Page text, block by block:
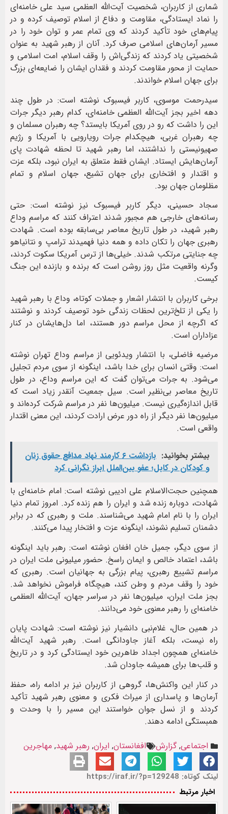
شماری از کاربران، شخصیت آیت‌الله العظمی سید علی خامنه‌ای
را نماد ایستادگی، مقاومت و دفاع از اسلام توصیف کرده و در
پیام‌های خود تأکید کردند که وی تمام عمر و توان خود را در
مسیر آرمان‌های اسلامی صرف کرد. آنان از رهبر شهید به عنوان
شخصیتی یاد کردند که زندگی‌اش را وقف اسلام، امت اسلامی و
حمایت از محور مقاومت کردند و فقدان ایشان را ضایعه‌ای بزرگ
برای جهان اسلام خواندند.
سیدرحمت موسوی، کاربر فیسبوک نوشته است: در طول چند
دهه اخیر بجز آیت‌الله العظمی خامنه‌ای، کدام رهبر دیگر جرات
این را داشت که رو در روی آمریکا بایستد؟ چه رهبران مسلمان و
چه رهبران غربی، هیچکدام جرات رویارویی با آمریکا و رژیم
صهیونیستی را نداشتند، اما رهبر شهید تا لحظه شهادت پای
آرمان‌هایش ایستاد. ایشان فقط متعلق به ایران نبود، بلکه عزت
و اقتدار و افتخاری برای جهان تشیع، جهان اسلام و تمام
مظلومان جهان بود.
سجاد حسینی، دیگر کاربر فیسبوک نیز نوشته است: حتی
رسانه‌های خارجی هم مجبور شدند اعتراف کنند که مراسم وداع
رهبر شهید، در طول تاریخ معاصر بی‌سابقه بوده است. شهادت
رهبری جهان را تکان داده و همه دنیا فهمیدند ترامپ و نتانیاهو
چه جنایتی مرتکب شدند. خیلی‌ها از ترس آمریکا سکوت کردند،
وگرنه واقعیت مثل روز روشن است که برنده و بازنده این جنگ
کیست.
برخی کاربران با انتشار اشعار و جملات کوتاه، وداع با رهبر شهید
را یکی از تلخ‌ترین لحظات زندگی خود توصیف کردند و نوشتند
که اگرچه از محل مراسم دور هستند، اما دل‌هایشان در کنار
عزاداران است.
مرضیه فاضلی، با انتشار ویدئویی از مراسم وداع تهران نوشته
است: وقتی انسان برای خدا باشد، اینگونه از سوی مردم تجلیل
می‌شود. به جرات می‌توان گفت که این مراسم وداع، در طول
تاریخ معاصر بی‌نظیر است. سیل جمعیت آنقدر زیاد است که
قابل اندازه‌گیری نیست. میلیون‌ها نفر در مراسم شرکت کرده‌اند و
میلیون‌ها نفر دیگر از راه دور عرض ارادت کردند، این معنی اقتدار
واقعی است.
بیشتر بخوانید:
بازداشت ۶ کارمند نهاد مدافع حقوق زنان
و کودکان در کابل؛ عفو بین‌الملل ابراز نگرانی کرد
همچنین حجت‌الاسلام علی ادیبی نوشته است: امام‌ خامنه‌ای با
شهادت، دوباره زنده شد و ایران را هم زنده کرد. امروز تمام دنیا
ایران را با نام امام شهید می‌شناسند. ملت و رهبری که در برابر
دشمنان تسلیم نشوند، اینگونه عزت و افتخار پیدا می‌کنند.
از سوی دیگر، جمیل خان افغان نوشته است: رهبر باید اینگونه
باشد، اعتماد خالص و ایمان راسخ. حضور میلیونی ملت ایران در
مراسم تشییع رهبری، پیام بزرگی به جهانیان است. رهبری که
خود را وقف مردم و وطن کند، هيچگاه فراموش نخواهد شد.
بجز ملت ایران، میلیون‌ها نفر در سراسر جهان، آیت‌الله العظمی
خامنه‌ای را رهبر معنوی خود می‌دانند.
در همین حال، غلام‌نبی دانشیار نیز نوشته است: شهادت پایان
راه نیست، بلکه آغاز جاودانگی است. رهبر شهید آیت‌الله
خامنه‌ای همچون‌ اجداد طاهرین خود ایستادگی کرد و در تاریخ
و قلب‌ها برای همیشه جاودان شد.
در کنار این واکنش‌ها، گروهی از کاربران نیز بر ادامه راه، حفظ
آرمان‌ها و پاسداری از میراث فکری و معنوی رهبر شهید تأکید
کردند و از نسل جوان خواستند این مسیر را با وحدت و
همبستگی ادامه دهند.
اجتماعی,گزارش افغانستان, ایران, رهبر شهید, مهاجرین
لینک کوتاه: https://iraf.ir/?p=129248
اخبار مرتبط